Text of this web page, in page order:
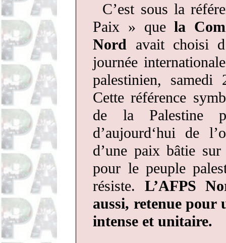
C’est sous la
Paix » quela
Nord avait choisi
journée
palestinien,
Cette référence
de la Palestine
d’aujourd‘hui de
d’une paix bâtie
pour le peuple
résiste. L’AFPS
aussi, retenue pour
intense et unitaire.